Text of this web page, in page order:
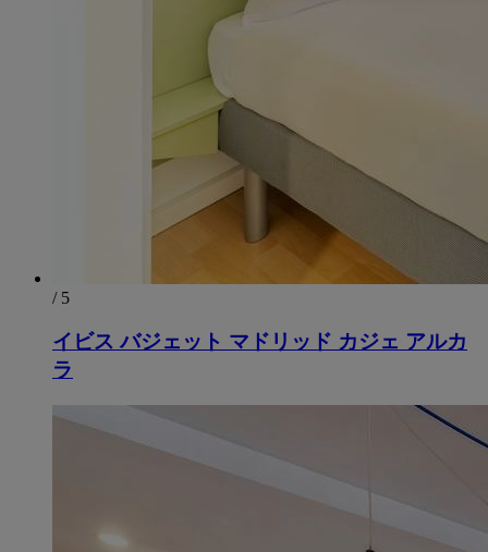
/ 5
イビス バジェット マドリッド カジェ アルカ
ラ